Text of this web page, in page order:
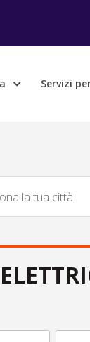
Servizi
la tua città